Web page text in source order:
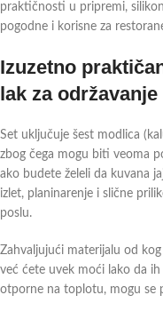
praktičnosti u pripremi,
pogodne i korisne za
Izuzetno
lak za održavanje
Set uključuje šest modlica
zbog čega mogu biti veoma
ako budete želeli da kuvana
izlet, planinarenje i slične
poslu.
Zahvaljujući materijalu od
već ćete uvek moći lako da
otporne na toplotu, mogu se